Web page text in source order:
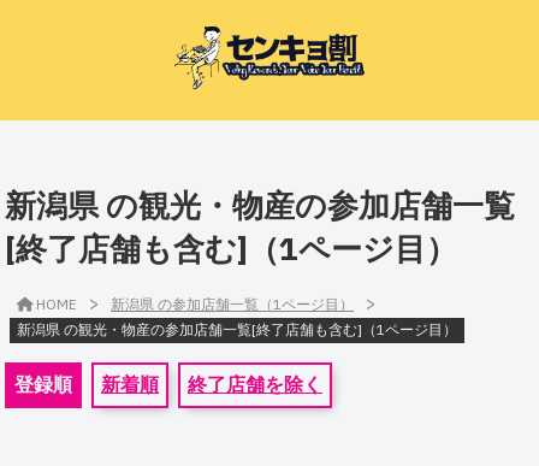
新潟県 の観光・物産の参加店舗一覧
[終了店舗も含む]（1ページ目）
HOME > 新潟県 の参加店舗一覧（1ページ目） >
新潟県 の観光・物産の参加店舗一覧[終了店舗も含む]（1ページ目）
登録順 新着順 終了店舗を除く